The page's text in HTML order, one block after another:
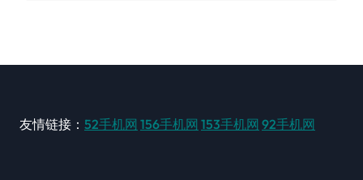
友情链接： 52手机网 156手机网 153手机网 92手机网